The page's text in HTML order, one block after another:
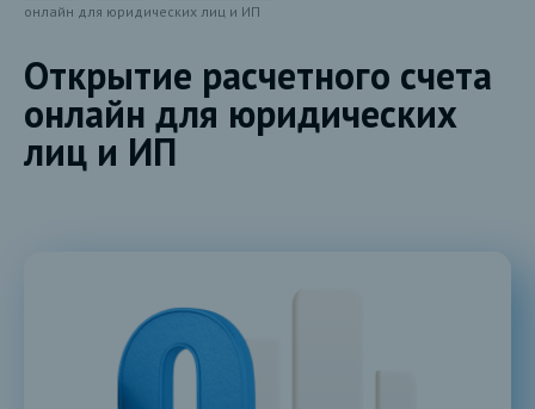
онлайн для юридических лиц и ИП
Открытие расчетного счета
онлайн для юридических
лиц и ИП